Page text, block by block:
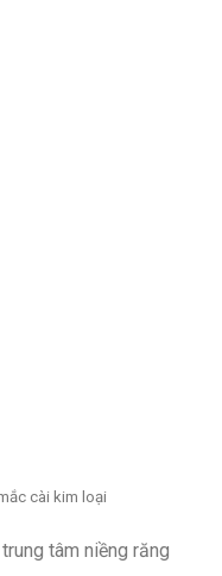
cài kim loại
tâm niềng răng